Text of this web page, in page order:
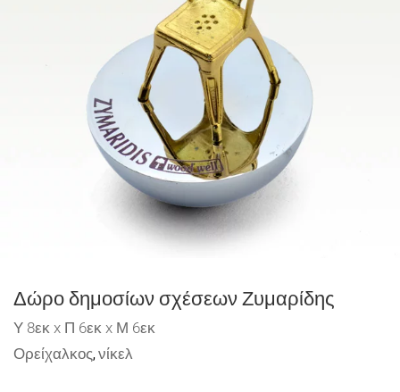
Δώρο δημοσίων σχέσεων Ζυμαρίδης
Υ 8εκ x Π 6εκ x Μ 6εκ
Ορείχαλκος,νίκελ